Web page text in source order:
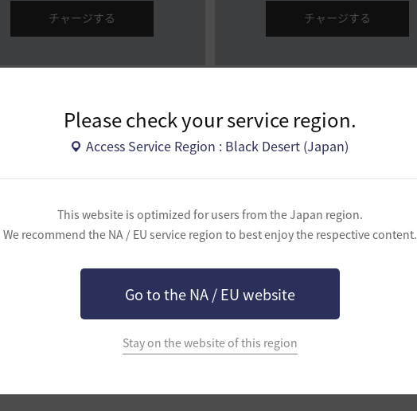
Please check your service region.
Access Service Region : Black Desert (Japan)
This website is optimized for users from the Japan region.
We recommend the NA / EU service region to best enjoy the respective content.
Go to the NA / EU website
Stay on the website of this region
チャージする チャージする
+10,000 Acoin
10,000円
+30,000 Acoin
30,000